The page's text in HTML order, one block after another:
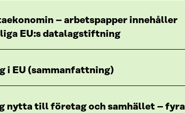
– arbetspapper innehåller
EU:s datalagstiftning
i EU (sammanfattning)
nytta till företag och samhället – fyra